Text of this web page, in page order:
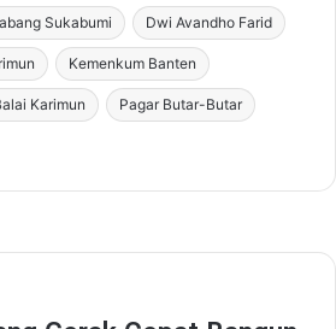
Sukabumi Dwi Avandho Farid
Kemenkum Banten
Karimun Pagar Butar-Butar